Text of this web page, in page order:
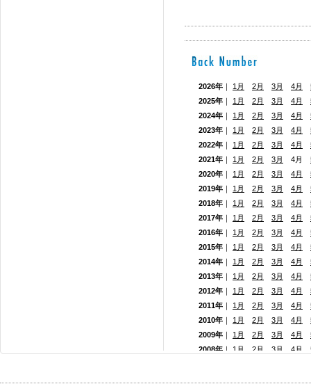
2026年 ｜ 1月 2月 3月 4月
2025年 ｜ 1月 2月 3月 4月
2024年 ｜ 1月 2月 3月 4月
2023年 ｜ 1月 2月 3月 4月
2022年 ｜ 1月 2月 3月 4月
2021年 ｜ 1月 2月 3月 4月
2020年 ｜ 1月 2月 3月 4月
2019年 ｜ 1月 2月 3月 4月
2018年 ｜ 1月 2月 3月 4月
2017年 ｜ 1月 2月 3月 4月
2016年 ｜ 1月 2月 3月 4月
2015年 ｜ 1月 2月 3月 4月
2014年 ｜ 1月 2月 3月 4月
2013年 ｜ 1月 2月 3月 4月
2012年 ｜ 1月 2月 3月 4月
2011年 ｜ 1月 2月 3月 4月
2010年 ｜ 1月 2月 3月 4月
2009年 ｜ 1月 2月 3月 4月
2008年 ｜ 1月 2月 3月 4月